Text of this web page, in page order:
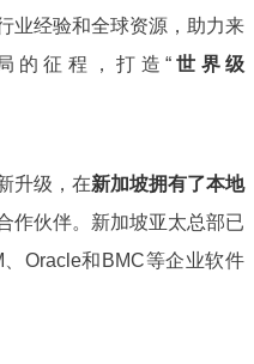
业经验和全球资源，助力来
的征程，打造“ 世界级
升级，在新加坡拥有了本地
作伙伴。新加坡亚太总部已
Oracle和BMC等企业软件